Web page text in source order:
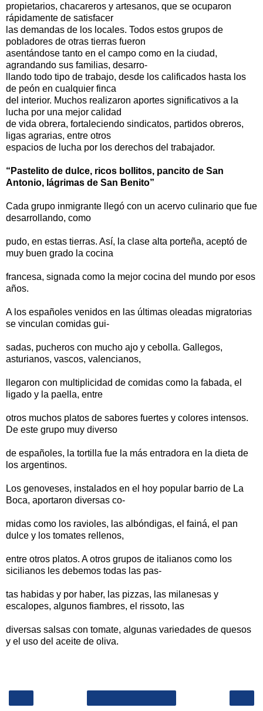
propietarios, chacareros y artesanos, que se ocuparon
rápidamente de satisfacer
las demandas de los locales. Todos estos grupos de
pobladores de otras tierras fueron
asentándose tanto en el campo como en la ciudad,
agrandando sus familias, desarro-
llando todo tipo de trabajo, desde los calificados hasta los
de peón en cualquier finca
del interior. Muchos realizaron aportes significativos a la
lucha por una mejor calidad
de vida obrera, fortaleciendo sindicatos, partidos obreros,
ligas agrarias, entre otros
espacios de lucha por los derechos del trabajador.
“Pastelito de dulce, ricos bollitos, pancito de San
Antonio, lágrimas de San Benito”
Cada grupo inmigrante llegó con un acervo culinario que fue
desarrollando, como
pudo, en estas tierras. Así, la clase alta porteña, aceptó de
muy buen grado la cocina
francesa, signada como la mejor cocina del mundo por esos
años.
A los españoles venidos en las últimas oleadas migratorias
se vinculan comidas gui-
sadas, pucheros con mucho ajo y cebolla. Gallegos,
asturianos, vascos, valencianos,
llegaron con multiplicidad de comidas como la fabada, el
ligado y la paella, entre
otros muchos platos de sabores fuertes y colores intensos.
De este grupo muy diverso
de españoles, la tortilla fue la más entradora en la dieta de
los argentinos.
Los genoveses, instalados en el hoy popular barrio de La
Boca, aportaron diversas co-
midas como los ravioles, las albóndigas, el fainá, el pan
dulce y los tomates rellenos,
entre otros platos. A otros grupos de italianos como los
sicilianos les debemos todas las pas-
tas habidas y por haber, las pizzas, las milanesas y
escalopes, algunos fiambres, el rissoto, las
diversas salsas con tomate, algunas variedades de quesos
y el uso del aceite de oliva.